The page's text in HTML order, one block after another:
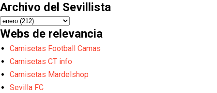
Archivo del Sevillista
Webs de relevancia
Camisetas Football Camas
Camisetas CT info
Camisetas Mardelshop
Sevilla FC